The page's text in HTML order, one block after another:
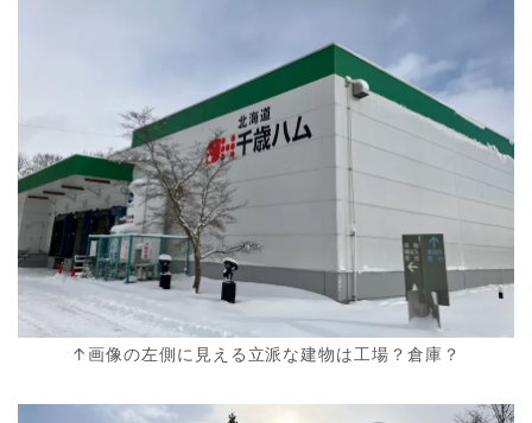
↑画像の左側に見える立派な建物は工場？倉庫？